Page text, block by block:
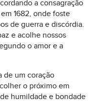
a consagração
1682, onde foste
de guerra e discórdia.
e acolhe nossos
o amor e a
de um coração
o próximo em
humildade e bondade